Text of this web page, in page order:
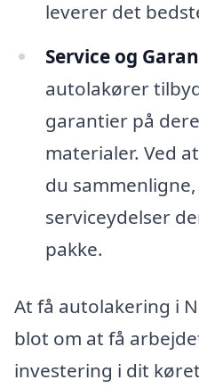
leverer det
Service og
autolakører
garantier på
materialer. Ved
du
serviceydelser
pakke.
At få autolakering i
blot om at få
investering i dit